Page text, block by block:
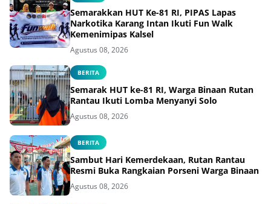
Semarakkan HUT Ke-81 RI, PIPAS Lapas
Narkotika Karang Intan Ikuti Fun Walk
Kemenimipas Kalsel
Agustus 08, 2026
BERITA
Semarak HUT ke-81 RI, Warga Binaan Rutan
Rantau Ikuti Lomba Menyanyi Solo
Agustus 08, 2026
BERITA
Sambut Hari Kemerdekaan, Rutan Rantau
Resmi Buka Rangkaian Porseni Warga Binaan
Agustus 08, 2026